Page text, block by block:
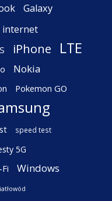
Galaxy
internet
iPhone LTE
Nokia
Pokemon GO
speed test
5G
Windows